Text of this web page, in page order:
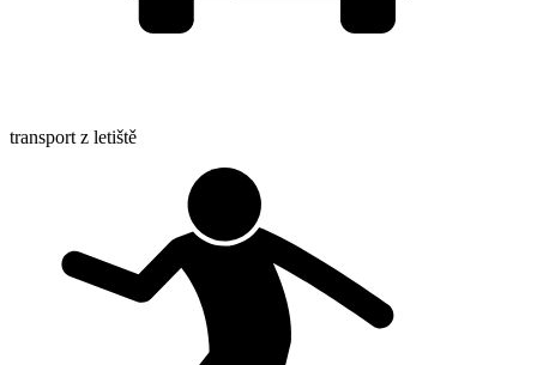
transport z letiště